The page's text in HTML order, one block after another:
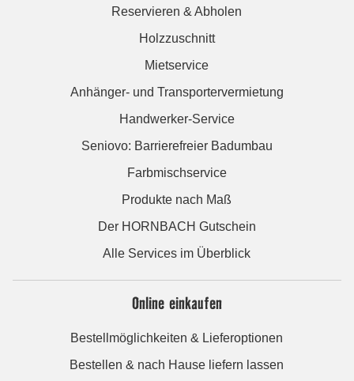
Reservieren & Abholen
Holzzuschnitt
Mietservice
Anhänger- und Transportervermietung
Handwerker-Service
Seniovo: Barrierefreier Badumbau
Farbmischservice
Produkte nach Maß
Der HORNBACH Gutschein
Alle Services im Überblick
Online einkaufen
Bestellmöglichkeiten & Lieferoptionen
Bestellen & nach Hause liefern lassen